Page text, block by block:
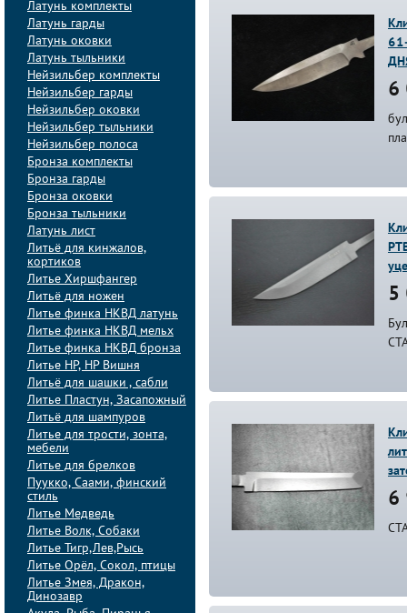
Латунь комплекты
Латунь гарды
Латунь оковки
Латунь тыльники
Нейзильбер комплекты
Нейзильбер гарды
Нейзильбер оковки
Нейзильбер тыльники
Нейзильбер полоса
Бронза комплекты
Бронза гарды
Бронза оковки
Бронза тыльники
Латунь лист
Литьё для кинжалов,
кортиков
Литье Хиршфангер
Литьё для ножен
Литье финка НКВД латунь
Литье финка НКВД мельх
Литье финка НКВД бронза
Литье НР, НР Вишня
Литьё для шашки , сабли
Литье Пластун, Засапожный
Литьё для шампуров
Литье для трости, зонта,
мебели
Литье для брелков
Пуукко, Саами, финский
стиль
Литье Медведь
Литье Волк, Собаки
Литье Тигр,Лев,Рысь
Литье Орёл, Сокол, птицы
Литье Змея, Дракон,
Динозавр
6
5
6